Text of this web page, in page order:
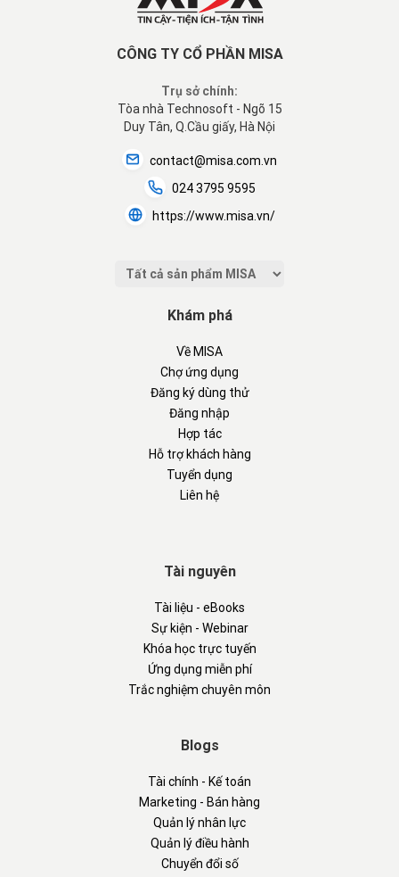
CÔNG TY CỔ PHẦN MISA
Trụ sở chính:
Tòa nhà Technosoft - Ngõ 15
Duy Tân, Q.Cầu giấy, Hà Nội
contact@misa.com.vn
024 3795 9595
https://www.misa.vn/
Khám phá
Về MISA
Chợ ứng dụng
Đăng ký dùng thử
Đăng nhập
Hợp tác
Hỗ trợ khách hàng
Tuyển dụng
Liên hệ
Tài nguyên
Tài liệu - eBooks
Sự kiện - Webinar
Khóa học trực tuyến
Ứng dụng miễn phí
Trắc nghiệm chuyên môn
Blogs
Tài chính - Kế toán
Marketing - Bán hàng
Quản lý nhân lực
Quản lý điều hành
Chuyển đổi số